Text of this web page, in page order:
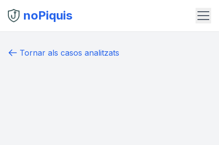
noPiquis
Tornar als casos analitzats